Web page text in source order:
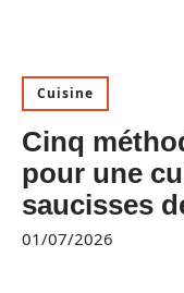
Cuisine
Cinq
pour une
saucisses
01/07/2026